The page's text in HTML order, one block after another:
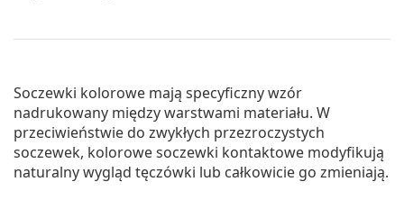
Soczewki kolorowe mają specyficzny wzór
nadrukowany między warstwami materiału. W
przeciwieństwie do zwykłych przezroczystych
soczewek, kolorowe soczewki kontaktowe modyfikują
naturalny wygląd tęczówki lub całkowicie go zmieniają.